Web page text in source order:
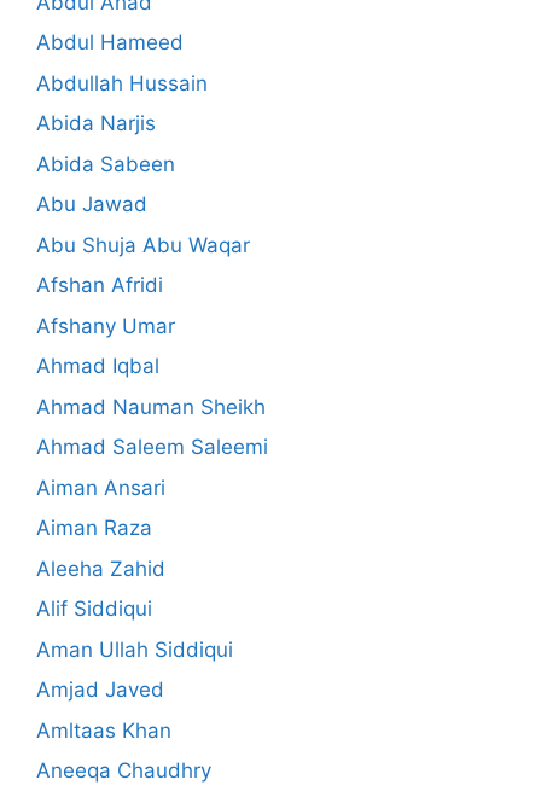
Abdul Hameed
Abdullah Hussain
Abida Narjis
Abida Sabeen
Abu Jawad
Abu Shuja Abu Waqar
Afshan Afridi
Afshany Umar
Ahmad Iqbal
Ahmad Nauman Sheikh
Ahmad Saleem Saleemi
Aiman Ansari
Aiman Raza
Aleeha Zahid
Alif Siddiqui
Aman Ullah Siddiqui
Amjad Javed
Amltaas Khan
Aneeqa Chaudhry